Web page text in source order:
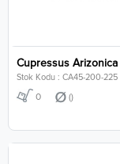
Stok Kodu : CA45-200-225
0 ()